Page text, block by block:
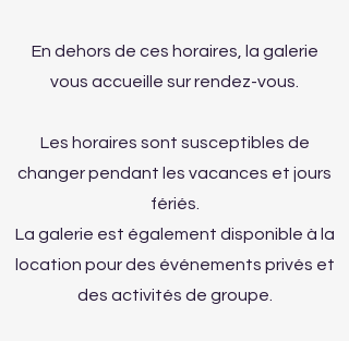
En dehors de ces horaires, la galerie
vous accueille sur rendez-vous.
Les horaires sont susceptibles de
changer pendant les vacances et jours
fériés.
La galerie est également disponible à la
location pour des événements privés et
des activités de groupe.